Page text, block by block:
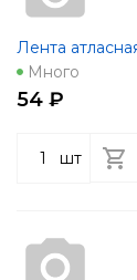
Лента
Много
54 ₽
шт